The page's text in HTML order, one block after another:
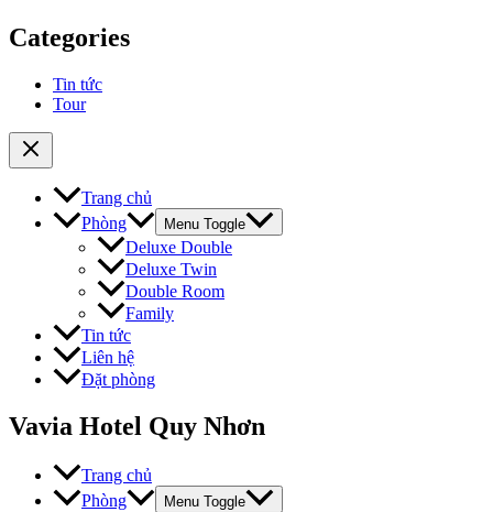
Categories
Tin tức
Tour
Trang chủ
Phòng
Menu Toggle
Deluxe Double
Deluxe Twin
Double Room
Family
Tin tức
Liên hệ
Đặt phòng
Vavia Hotel Quy Nhơn
Trang chủ
Phòng
Menu Toggle